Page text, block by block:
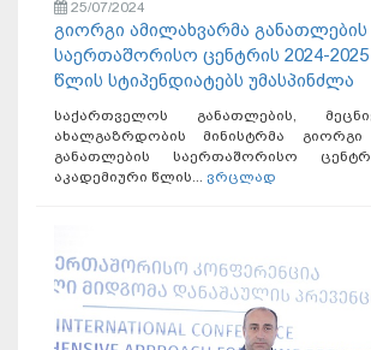
25/07/2024
გიორგი ამილახვარმა განათლების
საერთაშორისო ცენტრის 2024-2025
წლის სტიპენდიატებს უმასპინძლა
საქართველოს განათლების,
ახალგაზრდობის მინისტრმა გიორგი
განათლების საერთაშორისო
აკადემიური წლის... ვრცლად